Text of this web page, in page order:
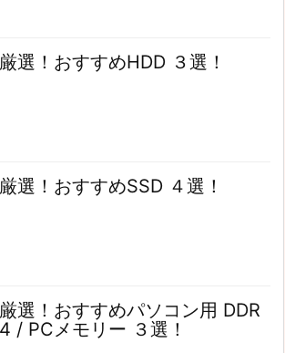
厳選！おすすめHDD ３選！
厳選！おすすめSSD ４選！
厳選！おすすめパソコン用 DDR
4 / PCメモリー ３選！